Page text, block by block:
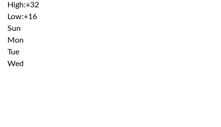
High:+32
Low:+16
Sun
Mon
Tue
Wed